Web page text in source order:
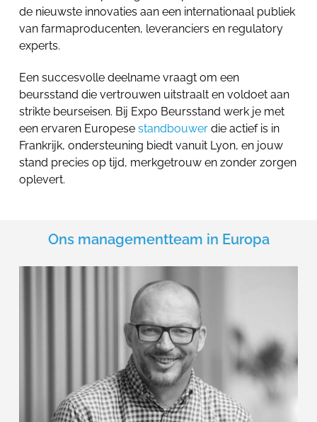
de nieuwste innovaties aan een internationaal publiek
van farmaproducenten, leveranciers en regulatory
experts.
Een succesvolle deelname vraagt om een
beursstand die vertrouwen uitstraalt en voldoet aan
strikte beurseisen. Bij Expo Beursstand werk je met
een ervaren Europese standbouwer die actief is in
Frankrijk, ondersteuning biedt vanuit Lyon, en jouw
stand precies op tijd, merkgetrouw en zonder zorgen
oplevert.
Ons managementteam in Europa